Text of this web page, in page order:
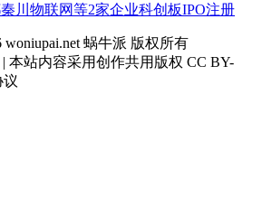
川物联网等2家企业科创板IPO注册
woniupai.net 蜗牛派 版权所有
| 本站内容采用创作共用版权 CC BY-
议